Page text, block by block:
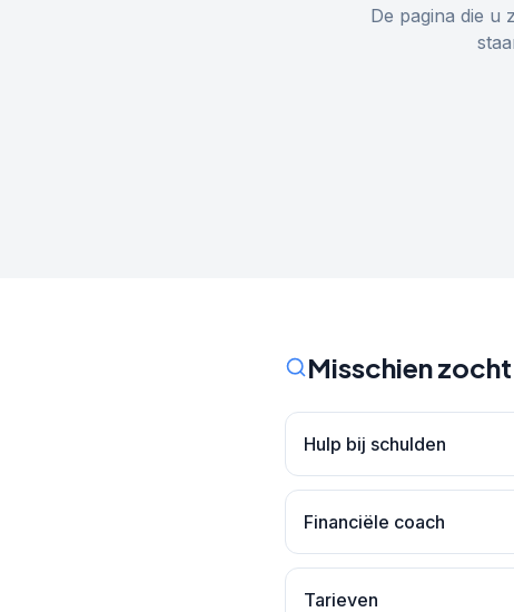
De pagina die u
Misschien
Hulp bij schulden
Financiële coach
Tarieven